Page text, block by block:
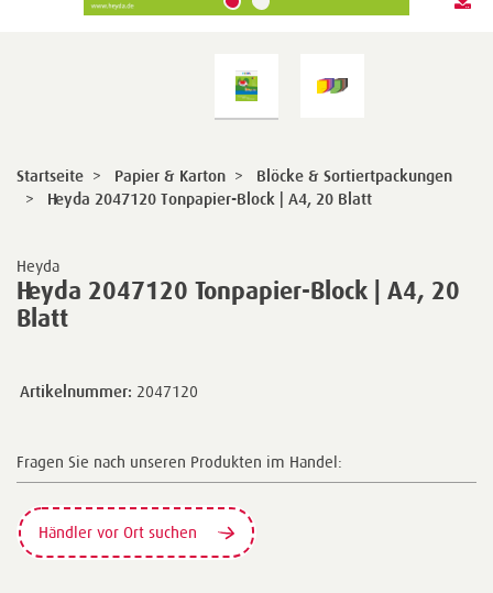
Heyda
Heyda 2047120 Tonpapier-Block | A4, 20
Blatt
Startseite > Papier & Karton >
Blöcke & Sortiertpackungen
>
Heyda 2047120 Tonpapier-Block | A4, 20 Blatt
Artikelnummer: 2047120
Fragen Sie nach unseren Produkten im Handel:
Händler vor Ort suchen